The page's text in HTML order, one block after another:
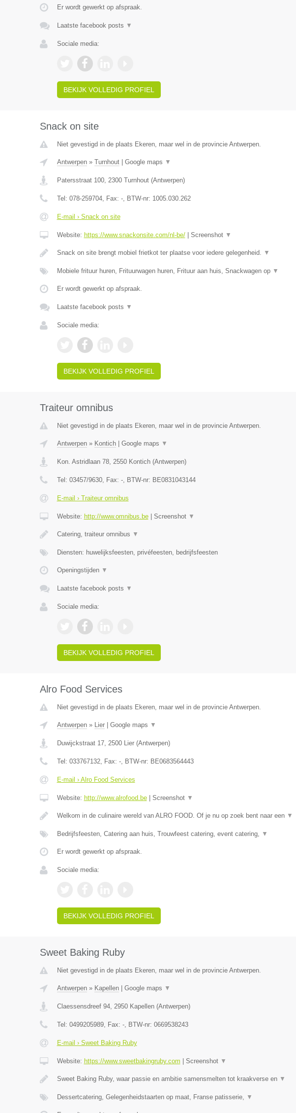
Er wordt gewerkt op afspraak.
Laatste facebook posts ▼
Sociale media:
BEKIJK VOLLEDIG PROFIEL
Snack on site
Niet gevestigd in de plaats Ekeren, maar wel in de provincie Antwerpen.
Antwerpen» Turnhout| Google maps ▼
Patersstraat 100, 2300 Turnhout(Antwerpen)
Tel: 078-259704, Fax: -, BTW-nr: 1005.030.262
E-mail › Snack on site
Website: https://www.snackonsite.com/nl-be/| Screenshot ▼
Snack on site brengt mobiel frietkot ter plaatse voor iedere gelegenheid. ▼
Mobiele frituur huren, Frituurwagen huren, Frituur aan huis, Snackwagen op ▼
Er wordt gewerkt op afspraak.
Laatste facebook posts ▼
Sociale media:
BEKIJK VOLLEDIG PROFIEL
Traiteur omnibus
Niet gevestigd in de plaats Ekeren, maar wel in de provincie Antwerpen.
Antwerpen» Kontich| Google maps ▼
Kon. Astridlaan 78, 2550 Kontich(Antwerpen)
Tel: 03457/9630, Fax: -, BTW-nr: BE0831043144
E-mail › Traiteur omnibus
Website: http://www.omnibus.be| Screenshot ▼
Catering, traiteur omnibus ▼
Diensten: huwelijksfeesten, privéfeesten, bedrijfsfeesten
Openingstijden ▼
Laatste facebook posts ▼
Sociale media:
BEKIJK VOLLEDIG PROFIEL
Alro Food Services
Niet gevestigd in de plaats Ekeren, maar wel in de provincie Antwerpen.
Antwerpen» Lier| Google maps ▼
Duwijckstraat 17, 2500 Lier(Antwerpen)
Tel: 033767132, Fax: -, BTW-nr: BE0683564443
E-mail › Alro Food Services
Website: http://www.alrofood.be| Screenshot ▼
Welkom in de culinaire wereld van ALRO FOOD. Of je nu op zoek bent naar een ▼
Bedrijfsfeesten, Catering aan huis, Trouwfeest catering, event catering, ▼
Er wordt gewerkt op afspraak.
Sociale media:
BEKIJK VOLLEDIG PROFIEL
Sweet Baking Ruby
Niet gevestigd in de plaats Ekeren, maar wel in de provincie Antwerpen.
Antwerpen» Kapellen| Google maps ▼
Claessensdreef 94, 2950 Kapellen(Antwerpen)
Tel: 0499205989, Fax: -, BTW-nr: 0669538243
E-mail › Sweet Baking Ruby
Website: https://www.sweetbakingruby.com Screenshot ▼
Sweet Baking Ruby, waar passie en ambitie samensmelten tot kraakverse en ▼
Dessertcatering, Gelegenheidstaarten op maat, Franse patisserie, ▼